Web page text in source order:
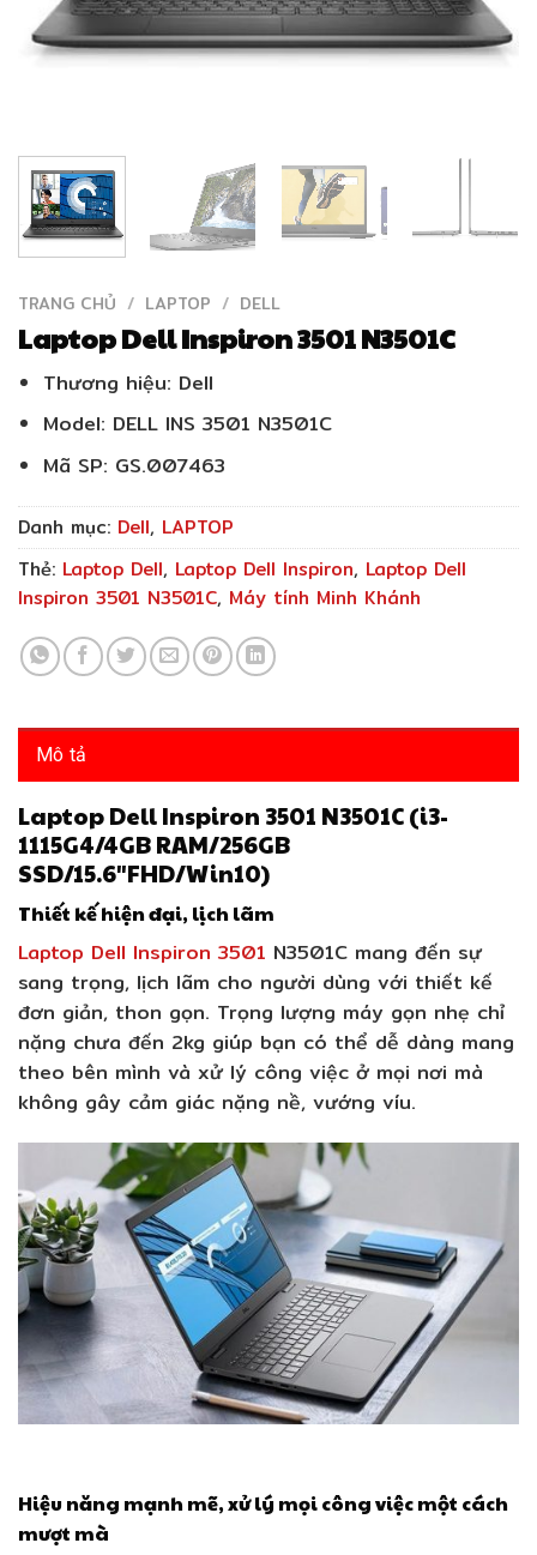
TRANG CHỦ / LAPTOP / DELL
Laptop Dell Inspiron 3501 N3501C
Thương hiệu: Dell
Model: DELL INS 3501 N3501C
Mã SP: GS.007463
Danh mục: Dell, LAPTOP
Thẻ: Laptop Dell, Laptop Dell Inspiron, Laptop Dell
Inspiron 3501 N3501C, Máy tính Minh Khánh
Mô tả
Laptop Dell Inspiron 3501 N3501C (i3-
1115G4/4GB RAM/256GB
SSD/15.6″FHD/Win10)
Thiết kế hiện đại, lịch lãm
Laptop Dell Inspiron 3501 N3501C mang đến sự
sang trọng, lịch lãm cho người dùng với thiết kế
đơn giản, thon gọn. Trọng lượng máy gọn nhẹ chỉ
nặng chưa đến 2kg giúp bạn có thể dễ dàng mang
theo bên mình và xử lý công việc ở mọi nơi mà
không gây cảm giác nặng nề, vướng víu.
Hiệu năng mạnh mẽ, xử lý mọi công việc một cách
mượt mà